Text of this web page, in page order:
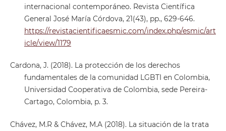
internacional contemporáneo. Revista Científica
General José María Córdova, 21(43), pp., 629-646.
https://revistacientificaesmic.com/index.php/esmic/art
icle/view/1179
Cardona, J. (2018). La protección de los derechos
fundamentales de la comunidad LGBTI en Colombia,
Universidad Cooperativa de Colombia, sede Pereira-
Cartago, Colombia, p. 3.
Chávez, M.R & Chávez, M.A (2018). La situación de la trata